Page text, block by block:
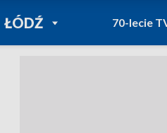
ŁÓDŹPOWRÓT DO
TVP REGIONY
70-lecie